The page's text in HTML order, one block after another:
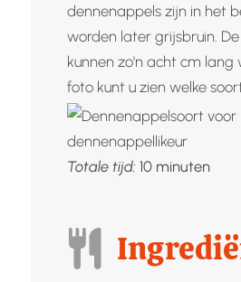
dennenappels zijn in het
worden later grijsbruin.
kunnen zo'n acht cm lang
foto kunt u zien welke
Totale tijd: 10minuten
minuten